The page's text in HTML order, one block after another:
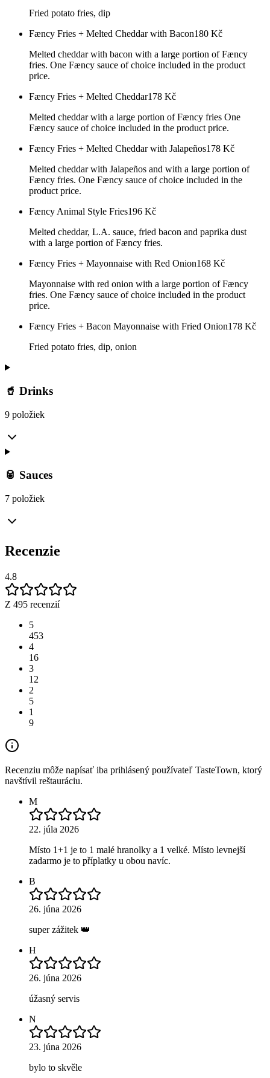
Fried potato fries, dip
Fæncy Fries + Melted Cheddar with Bacon180 Kč
Melted cheddar with bacon with a large portion of Fæncy
fries. One Fæncy sauce of choice included in the product
price.
Fæncy Fries + Melted Cheddar178 Kč
Melted cheddar with a large portion of Fæncy fries One
Fæncy sauce of choice included in the product price.
Fæncy Fries + Melted Cheddar with Jalapeños178 Kč
Melted cheddar with Jalapeños and with a large portion of
Fæncy fries. One Fæncy sauce of choice included in the
product price.
Fæncy Animal Style Fries196 Kč
Melted cheddar, L.A. sauce, fried bacon and paprika dust
with a large portion of Fæncy fries.
Fæncy Fries + Mayonnaise with Red Onion168 Kč
Mayonnaise with red onion with a large portion of Fæncy
fries. One Fæncy sauce of choice included in the product
price.
Fæncy Fries + Bacon Mayonnaise with Fried Onion178 Kč
Fried potato fries, dip, onion
🥤 Drinks
9 položiek
🥫 Sauces
7 položiek
Recenzie
4.8
Z 495 recenzií
5
453
4
16
3
12
2
5
1
9
Recenziu môže napísať iba prihlásený používateľ TasteTown, ktorý
navštívil reštauráciu.
M
22. júla 2026
Místo 1+1 je to 1 malé hranolky a 1 velké. Místo levnejší
zadarmo je to příplatky u obou navíc.
B
26. júna 2026
super zážitek 👑
H
26. júna 2026
úžasný servis
N
23. júna 2026
bylo to skvěle